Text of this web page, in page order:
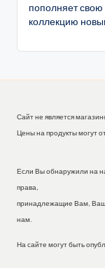
пополняет
коллекцию
Сайт не является
Цены на продукты могут
Если Вы обнаружили на
права,
принадлежащие Вам,
нам.
На сайте могут быть